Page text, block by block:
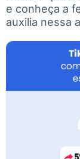
e conheça a
auxilia nessa